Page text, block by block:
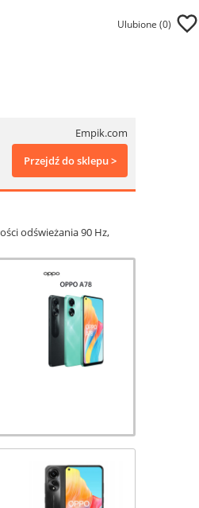
Ulubione (0)
Empik.com
Przejdź do sklepu >
odświeżania 90 Hz,